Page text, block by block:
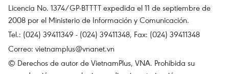
Licencia No. 1374/GP-BTTTT expedida el 11 de septiembre de
2008 por el Ministerio de Información y Comunicación.
Tel.: (024) 39411349 - (024) 39411348, Fax: (024) 39411348
Correo: vietnamplus@vnanet.vn
© Derechos de autor de VietnamPlus, VNA. Prohibida su